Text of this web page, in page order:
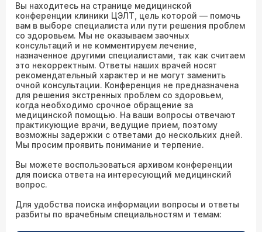
Вы находитесь на странице медицинской
конференции клиники ЦЭЛТ, цель которой — помочь
вам в выборе специалиста или пути решения проблем
со здоровьем. Мы не оказываем заочных
консультаций и не комментируем лечение,
назначенное другими специалистами, так как считаем
это некорректным. Ответы наших врачей носят
рекомендательный характер и не могут заменить
очной консультации. Конференция не предназначена
для решения экстренных проблем со здоровьем,
когда необходимо срочное обращение за
медицинской помощью. На ваши вопросы отвечают
практикующие врачи, ведущие прием, поэтому
возможны задержки с ответами до нескольких дней.
Мы просим проявить понимание и терпение.
Вы можете воспользоваться архивом конференции
для поиска ответа на интересующий медицинский
вопрос.
Для удобства поиска информации вопросы и ответы
разбиты по врачебным специальностям и темам: